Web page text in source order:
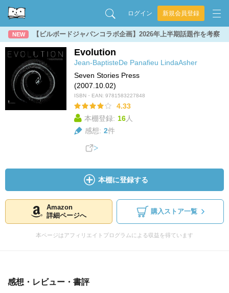
ログイン 新規会員登録
NEW 【ビルボードジャパンコラボ企画】2026年上半期話題作を考察
Evolution
Jean-BaptisteDe Panafieu LindaAsher
Seven Stories Press
(2007.10.02)
ISBN・EAN: 9781583227848
4.33
本棚登録: 16人
感想: 2件
本棚に登録する
Amazon
詳細ページへ
購入ストア一覧
本ページはアフィリエイトプログラムによる収益を得ています
感想・レビュー・書評